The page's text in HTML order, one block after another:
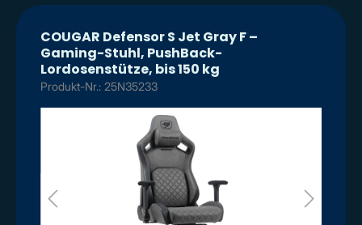
COUGAR Defensor S Jet Gray F –
Gaming-Stuhl, PushBack-
Lordosenstütze, bis 150 kg
Produkt-Nr.: 25N35233